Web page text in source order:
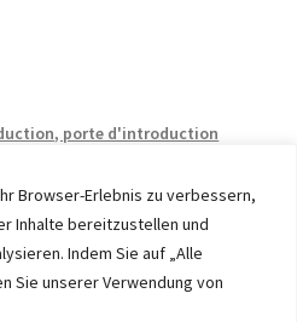
Browser-Erlebnis zu verbessern,
Inhalte bereitzustellen und
Indem Sie auf „Alle
Sie unserer Verwendung von
porte d'introduction
member of the ERUON